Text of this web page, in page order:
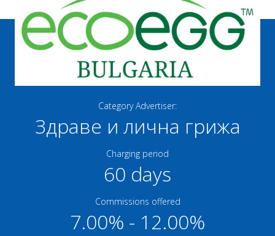
Category Advertiser:
Здраве и лична грижа
Charging period
60 days
Commissions offered
7.00% - 12.00%